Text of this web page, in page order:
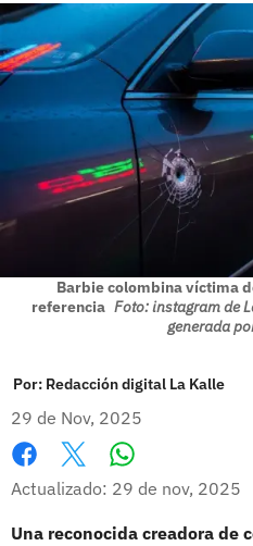
Barbie colombina víctima
referencia Foto: instagram de
generada
Por: Redacción digital La Kalle
29 de Nov, 2025
Facebook
X
Actualizado: 29 de nov, 2025
Una reconocida creadora de